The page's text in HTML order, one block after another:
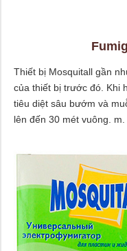
Thiết bị Mosquitall gần
của thiết bị trước đó. Khi
tiêu diệt sâu bướm và
lên đến 30 mét vuông. m.